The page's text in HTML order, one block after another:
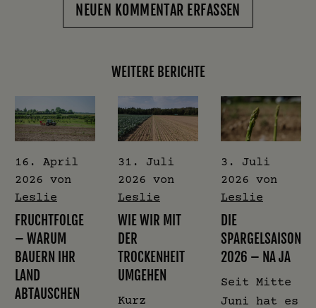
NEUEN KOMMENTAR ERFASSEN
WEITERE BERICHTE
16. April
2026 von
Leslie
FRUCHTFOLGE
– WARUM
BAUERN IHR
LAND
ABTAUSCHEN
31. Juli
2026 von
Leslie
WIE WIR MIT
DER
TROCKENHEIT
UMGEHEN
Kurz
3. Juli
2026 von
Leslie
DIE
SPARGELSAISON
2026 – NA JA
Seit Mitte
Juni hat es